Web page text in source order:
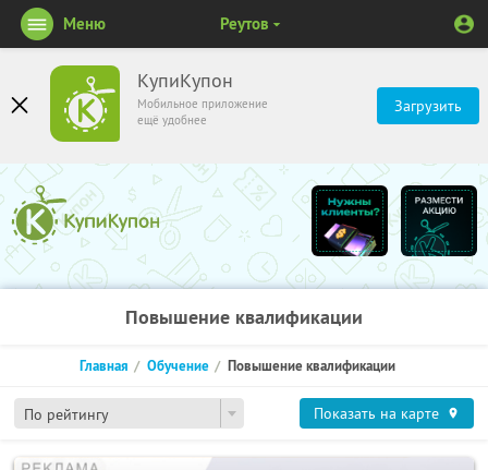
КупиКупон
Мобильное приложение
ещё удобнее
Загрузить
Меню Реутов
Повышение квалификации
По рейтингу
Главная Обучение Повышение квалификации
Показать на карте